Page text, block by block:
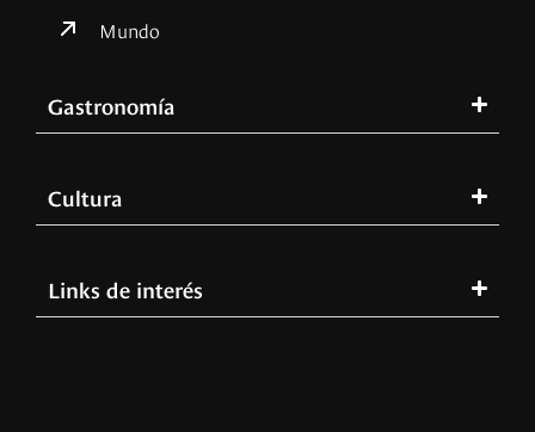
Mundo
Gastronomía
Cultura
Links de interés